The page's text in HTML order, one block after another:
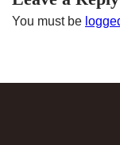
You must be